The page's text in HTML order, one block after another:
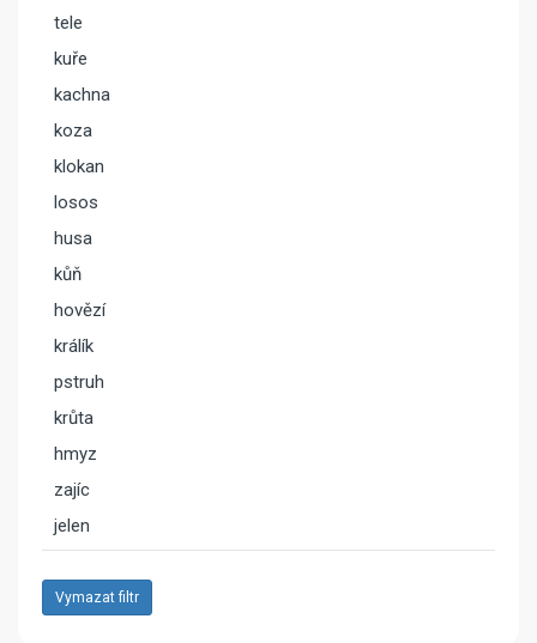
tele
kuře
kachna
koza
klokan
losos
husa
kůň
hovězí
králík
pstruh
krůta
hmyz
zajíc
jelen
Vymazat filtr